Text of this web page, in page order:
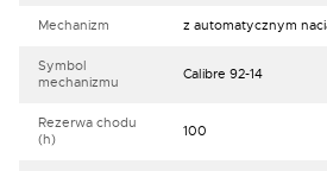
Mechanizm z automatycznym
Symbol
mechanizmu
Calibre 92-14
Rezerwa chodu
(h)
100